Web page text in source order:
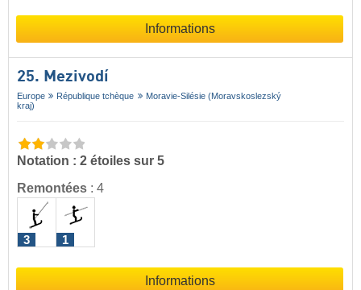
Informations
25. Mezivodí
Europe République tchèque
Moravie-Silésie (Moravskoslezský
kraj)
Notation : 2 étoiles sur 5
Remontées : 4
3 1
Informations